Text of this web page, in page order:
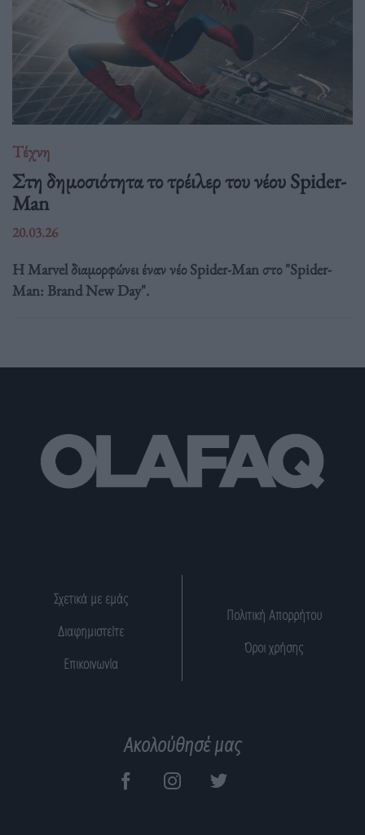
Τέχνη
Στη δημοσιότητα το τρέιλερ του νέου Spider-
Man
20.03.26
Η Marvel διαμορφώνει έναν νέο Spider-Man στο "Spider-
Man: Brand New Day".
Σχετικά με εμάς
Διαφημιστείτε
Επικοινωνία
Πολιτική Απορρήτου
Όροι χρήσης
Ακολούθησέ μας